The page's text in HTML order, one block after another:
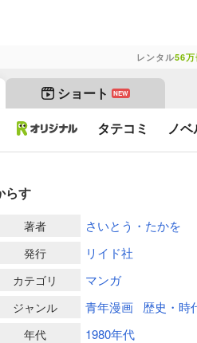
レンタル56万
ショート NEW
タテコミ ノベ
らす
著者 さいとう・たかを
発行 リイド社
カテゴリ マンガ
ジャンル 青年漫画 歴史・時
年代 1980年代